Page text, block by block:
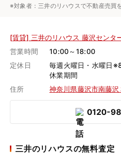
※対象者：三井のリハウスで不動産売買
[賃貸] 三井のリハウス 藤沢センタ
営業時間
10:00～18:00
定休日
毎週火曜日・水曜日
休業期間
住所
神奈川県藤沢市南藤
0120-
三井のリハウスの無料査定